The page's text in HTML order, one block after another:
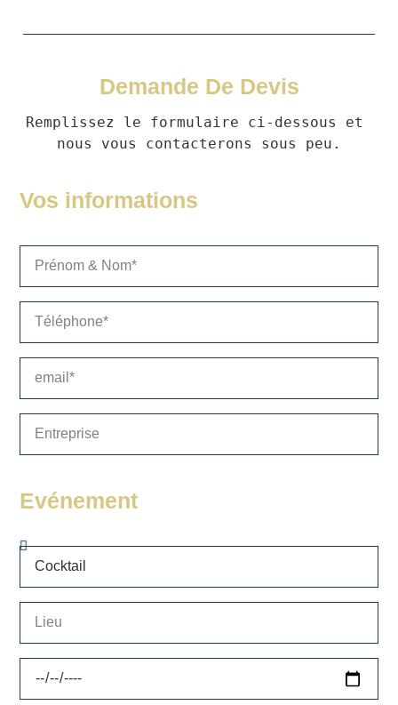
Demande De Devis
Remplissez le formulaire ci-dessous et
nous vous contacterons sous peu.
Vos informations
Evénement